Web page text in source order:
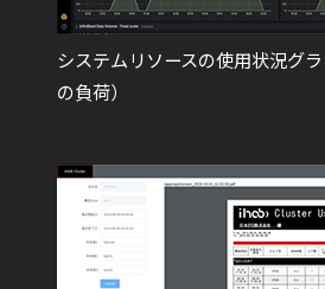
システムリソースの使用状況グ
の負荷）